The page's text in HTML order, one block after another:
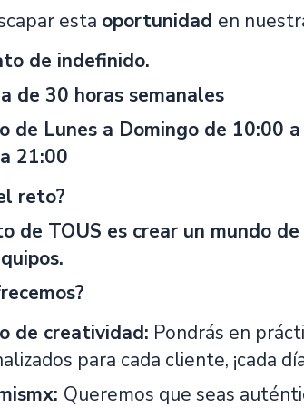
esta oportunidad en
de indefinido.
de 30 horas semanales
de Lunes a Domingo de 10:00
21:00
reto?
de TOUS es crear un mundo
de creatividad: Pondrás en
para cada cliente, ¡cada
Queremos que seas